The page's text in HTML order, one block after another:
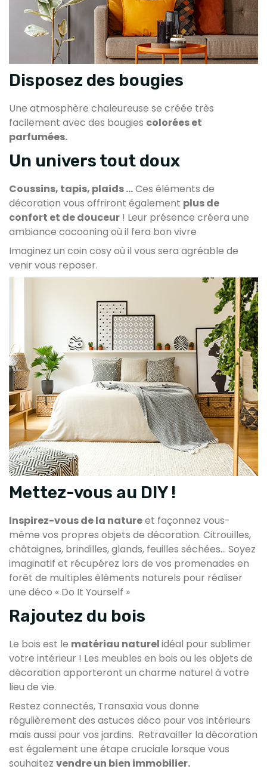
Disposez des bougies
Une atmosphère chaleureuse se créée très
facilement avec des bougies colorées et
parfumées.
Un univers tout doux
Coussins, tapis, plaids …Ces éléments de
décoration vous offriront également plus de
confort et de douceur ! Leur présence créera une
ambiance cocooning où il fera bon vivre
Imaginez un coin cosy où il vous sera agréable de
venir vous reposer.
Mettez-vous au DIY !
Inspirez-vous de la natureet façonnez vous-
même vos propres objets de décoration. Citrouilles,
châtaignes, brindilles, glands, feuilles séchées… Soyez
imaginatif et récupérez lors de vos promenades en
forêt de multiples éléments naturels pour réaliser
une déco « Do It Yourself »
Rajoutez du bois
Le bois est le matériau naturelidéal pour sublimer
votre intérieur ! Les meubles en bois ou les objets de
décoration apporteront un charme naturel à votre
lieu de vie.
Restez connectés, Transaxia vous donne
régulièrement des astuces déco pour vos intérieurs
mais aussi pour vos jardins. Retravailler la décoration
est également une étape cruciale lorsque vous
souhaitez vendre un bien immobilier.